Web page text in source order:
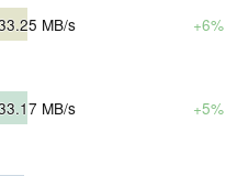
MB/s +6%
MB/s +5%